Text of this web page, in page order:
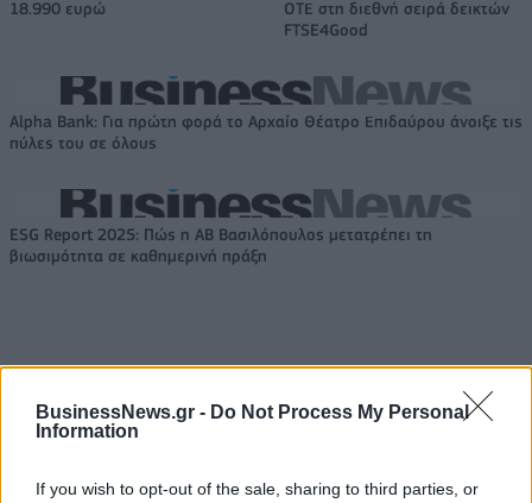
BusinessNews.gr - Do Not Process My Personal
Information
If you wish to opt-out of the sale, sharing to third parties, or
18.990 ευρώ
ΟΤΕ στη διεθνή σειρά δεικτών
FTSE4Good
Alpha Bank: Για πρώτη φορά το Αρχαίο Θέατρο Επιδαύρου άνοιξε τις
πύλες του σε όλους
ESG Report 2025: Πώς η ΑΒ Βασιλόπουλος μετατρέπει τη
βιωσιμότητα σε καθημερινή πράξη
ΠΕΡΙΣΣΌΤΕΡΑ ΣΕ ΑΥΤΉ ΤΗΝ ΚΑΤΗΓΟΡΊΑ